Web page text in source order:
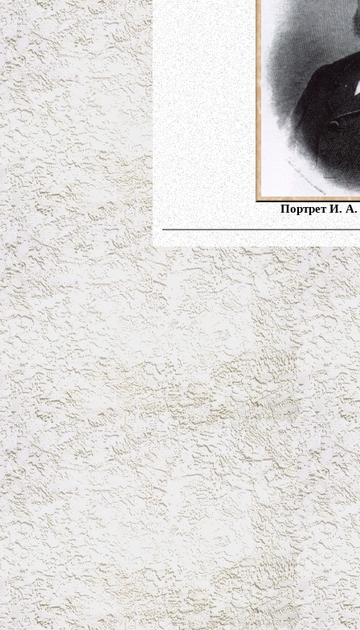
Портрет И. А.